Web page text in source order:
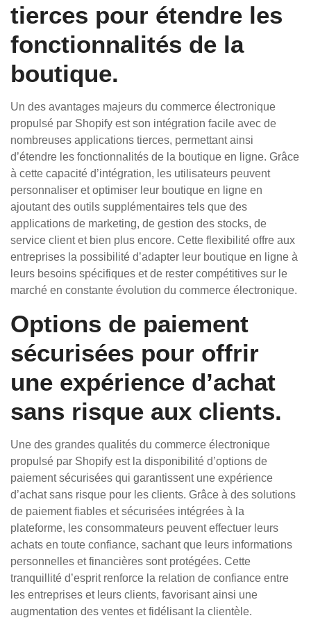
tierces pour étendre les
fonctionnalités de la
boutique.
Un des avantages majeurs du commerce électronique
propulsé par Shopify est son intégration facile avec de
nombreuses applications tierces, permettant ainsi
d’étendre les fonctionnalités de la boutique en ligne. Grâce
à cette capacité d’intégration, les utilisateurs peuvent
personnaliser et optimiser leur boutique en ligne en
ajoutant des outils supplémentaires tels que des
applications de marketing, de gestion des stocks, de
service client et bien plus encore. Cette flexibilité offre aux
entreprises la possibilité d’adapter leur boutique en ligne à
leurs besoins spécifiques et de rester compétitives sur le
marché en constante évolution du commerce électronique.
Options de paiement
sécurisées pour offrir
une expérience d’achat
sans risque aux clients.
Une des grandes qualités du commerce électronique
propulsé par Shopify est la disponibilité d’options de
paiement sécurisées qui garantissent une expérience
d’achat sans risque pour les clients. Grâce à des solutions
de paiement fiables et sécurisées intégrées à la
plateforme, les consommateurs peuvent effectuer leurs
achats en toute confiance, sachant que leurs informations
personnelles et financières sont protégées. Cette
tranquillité d’esprit renforce la relation de confiance entre
les entreprises et leurs clients, favorisant ainsi une
augmentation des ventes et fidélisant la clientèle.